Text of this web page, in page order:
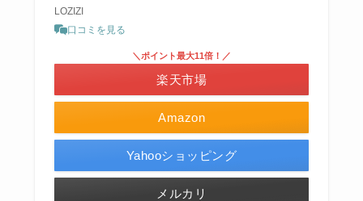
LOZIZI
口コミを見る
Amazon
＼ポイント最大11倍！／
楽天市場
Yahooショッピング
メルカリ